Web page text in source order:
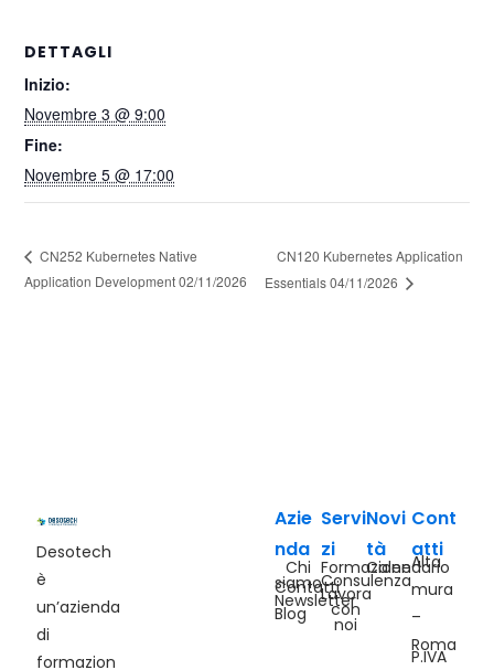
DETTAGLI
Inizio:
Novembre 3 @ 9:00
Fine:
Novembre 5 @ 17:00
CN252 Kubernetes Native
Application Development 02/11/2026
CN120 Kubernetes Application
Essentials 04/11/2026
Desotech
è
un’azienda
di
formazion
Azie
nda
Chi
siamo
Contatti
Newsletter
Blog
Servi
zi
Formazione
Consulenza
Lavora
con
noi
Novi
tà
Calendario
Cont
atti
Alta
mura
–
Roma
P.IVA